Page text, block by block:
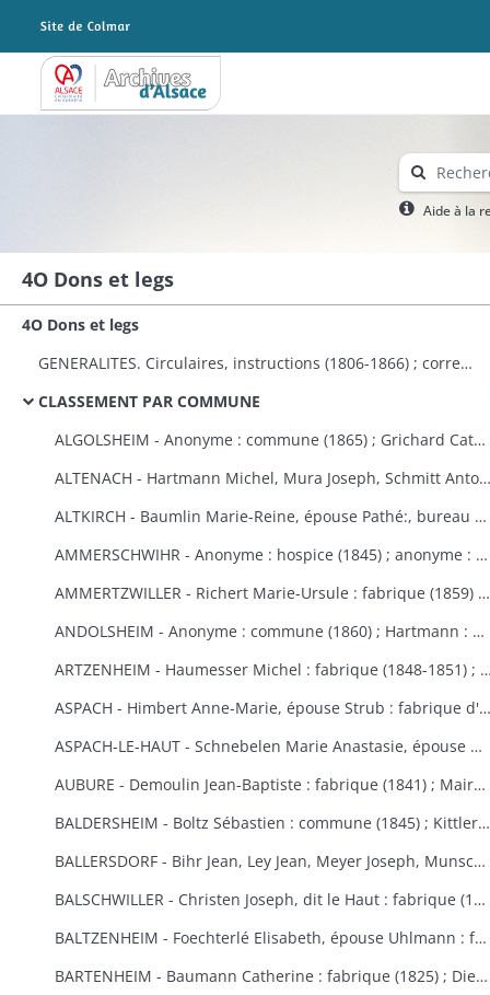
Archives Alsace - Colmar
Aide à la
4O Dons et legs
4O Dons et legs
GENERALITES. Circulaires, instructions (1806-1866) ; correspondance avec le préfet (1823-1870) ; dons à plusieurs communes et établissements publics (1808-1870) ; états des dons et legs faits aux établissements religieux et publics (1823-1870).
CLASSEMENT PAR COMMUNE
ALGOLSHEIM - Anonyme : commune (1865) ; Grichard Catherine : caisse des pauvres protestants d'Algolsheim et de Volgelsheim (1853).
ALTENACH - Hartmann Michel, Mura Joseph, Schmitt Antoine, Reinauer Joseph : fabrique (1821), Koegler Anne, épouse Fleury : fabrique (1817-1818).
ALTKIRCH - Baumlin Marie-Reine, épouse Pathé:, bureau de bienfaisance (1803) ; Baur Reine-Catherine, épouse Schneider : hospice, bureau de bienfaisance, fabrique (1841-1845) ; Bisel : hospice Saint-Morand (1849) ; Caisse d'Epargne (1) : hospice (1850-1855) ; Eberlin Joseph : hospice Saint-Morand (1844) ; Enderlin Antoine, de Durlinsdorf : hospice (1859) ; Erny : fabrique (1865) (voir aussi Thann) ; Friburger Anne-Marie, épouse Remus : hospice (1865) ; Fritsch Morand : hospice Saint-Morand (1857-1859) ; Garrosse François-Marie : bureau de bienfaisance (1802) ; Garozzi Antoine, Henner Thomas Valentin, Kiene Marie-Anne : fabrique (1813) ; Garozzi Rosalie, épouse Durthaller : hospice civil (1850) ; Gilardoni Joseph : hospice (1864) ; Haenner Xavier : fabrique (1843-1844) ; Hartmann Jean, Kiene Marie-Elisabeth : fabrique (1819) ; Hennige, curé, Reininger Elma : hospice (1855-1862) ; Hiltenbrand Marie-Salomé : hospice Saint-Morand (1854) ; Jourdain Xavier : hospice et pauvres (1854-1867) ; Kauffmann Antoine : fabrique (1814-1817) ; Koechlin André : pauvres (1854) ; Koechlin André, de Mulhouse : commune (1860) ; Loetscher : hospice Saint-Morand (1851) ; Mildner Antoine-François : hospice Saint-Morand (1831-1832) ; Mulhaupt Anne-Marie : hospice Saint-Morand (1844) ; Neef François-Joseph : fabrique (1809) ; Platel Louise : hospice et bureau de bienfaisance (1867) ; Reininger Emma-Joséphine : hospice Saint-Morand (1855) ; Reininger Marie-Françoise : bureau de bienfaisance et fabrique (1866-1868) ; Roemer Georges, curé : hospice Saint-Morand (1868-1869) ; Rudler Euphémie : hospice Saint-Morand (1869-1870) ; Sauthier : hospice Saint-Morand (1856-1857) ; Schirlin, curé de Bouxwiller : hospice Saint-Morand (1868) ; Stouff Jean-Pierre : hospice Saint-Morand (1832-1833) ; Zobel Morand : hospice Saint-Morand (1859).
AMMERSCHWIHR - Anonyme : hospice (1845) ; anonyme : hospice (1860) ; anonyme : hospice (1860) ; anonyme : hospice (1868) ; anonyme : hospice (1868) ; Bertrand Catherine, religieuse à Ensisheim : hospice (1833-1835) ; Bessler Anne-Marie, épouse Hartmann : hospice et fabrique (1848-1852) ; Bressler Elisabeth : fabrique (1840) ; Bressler Jean-Jacques, curé de Zimmerbach : hospice (1849) ; Custor François-Joseph, abbé : hospice (1822-1823) ; famille Demangeat, des Trois-Epis : hospice (1866) ; Gasser Barbe et François-Martin : hospice et fabrique (1842-1843) ; héritiers Gerber : hospice (1853-1855) ; Gerber Anne-Marie, épouse Muller : hospice (1870) ; Giroud Françoise, épouse Langlais : hospice et fabrique (1838-1845) ; Gottelman François-Joseph : chapelle des Trois-Epis (1824) ; Hartmann Martin : hospice (1851) ; Hildenfinck Joseph : hospice (1869) ; Kast Jean-Baptiste : fabrique (1865) ; Klein François-Joseph : hospice (1820-1821) ; Klein Marguerite, épouse Schielé : hospice, pauvres et fabrique (1844) ; Hamberger Françoise, épouse Bueb dit Dubois : fabrique (1846) ; Leimbach Sébastien : hospice (1835) ; Meg Sébastien : fabrique et pauvres (1828) ; Saltzmann Anne-Marie, épouse Heinrich : fabrique (1869-1870) ; Schielé Alexandre : hospice et pauvres (1828) ; Schwindenhammer Jacques : hospice (1852) ; Simonin : fabrique et pauvres (1832) ; Simonis Catherine, veuve Simonis, épouse Vejux : fabrique (1850) ; Thomann Marie-Ursule : pauvres et hospice (1838) ; Thomann Martin et Anne-Marie, son épouse : hospice (1858) ; Ulrich Catherine, épouse Kast le Vieux : hospice (1848-1852).
AMMERTZWILLER - Richert Marie-Ursule : fabrique (1859) ; Wolff Elisabeth, épouse Hinderer : pauvres d'Ammertzwiller et de Spechbach-le-Bas et fabrique d'Ammertzwiller (1854).
ANDOLSHEIM - Anonyme : commune (1860) ; Hartmann : bureau de bienfaisance (1858) ; Neubuck (de) Marie-Ursule, épouse de Mouge : fabrique (1851) ; Schuller Mathias, dit le Vieux ou le Settier : consistoire protestant (1814).
ARTZENHEIM - Haumesser Michel : fabrique (1848-1851) ; Mangold Louis Benjamin; fabrique (1857-1858).
ASPACH - Himbert Anne-Marie, épouse Strub : fabrique d'Aspach et de Heidwiller (1849).
ASPACH-LE-HAUT - Schnebelen Marie Anastasie, épouse Durwell, de Thann : enfants indigents (1867-1868).
AUBURE - Demoulin Jean-Baptiste : fabrique (1841) ; Maire Marie-Elisabeth : fabrique (1864-1865) ; Raffner Catherine : fabrique (1860) ; Stortz André : fabrique (1852-1853) ; Thiriet Jean Antoine : fabrique (1846-1847).
BALDERSHEIM - Boltz Sébastien : commune (1845) ; Kittler Marie-Anne et Françoise : fabrique (1825-1843).
BALLERSDORF - Bihr Jean, Ley Jean, Meyer Joseph, Munsch Jean : commune (1826) ; Fridolin Fortuné, Krafft Louis : fabrique (1826) ; Schwartz François-Joseph, Weist Agathe, épouse Schwartz : commune (1830) ; Walter Sébastien : fabrique (1841) ; Zinck Georges-Bernard : fabrique (1824).
BALSCHWILLER - Christen Joseph, dit le Haut : fabrique (1853).
BALTZENHEIM - Foechterlé Elisabeth, épouse Uhlmann : fabrique (1851) ; Klinger Jean : fabrique (1851).
BARTENHEIM - Baumann Catherine : fabrique (1825) ; Dietschi Anne-Marie, épouse Kirchherr : fabrique (1840) ; Epinay (d') Nicolas : commune (1824-1829) ; Erblang Joseph et Loll Ursule, épouse Erblang : fabrique (1840) ; Hassler Catherine : fabrique (1833) ; Hertzog Grégoire et Catherine : fabrique (1838) ; Kaiflin Anne-Marie, épouse Arnolt : fabrique (1825-1829) ; Kielwasser Marie-Anne : fabrique (1832) ; Koenig Antoine, Kaifflin Jacques : fabrique (1838) ; Koenig Ursule : fabrique (1829) ; Koenig Jean-Georges : fabrique (1832) ; Landauer Anne et Madeleine : fabrique (1833) ; Marquart Michel et Tschill Catherine, épouse Marquart : fabrique (1821) ; Schibeny Louis, Jacques et Jean : fabrique (1821) ; Schultz Jeanne, épouse Kanengieser : fabrique (1840) ; Studer Marie Ursule, épouse Wild : fabrique (1832) ; Walch Anne-Marie, épouse Lang : fabrique (1829).